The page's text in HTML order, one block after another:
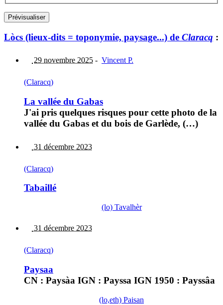
Lòcs (lieux-dits = toponymie, paysage...) de Claracq :
29 novembre 2025 - Vincent P.
(Claracq)
La vallée du Gabas
J'ai pris quelques risques pour cette photo de la
vallée du Gabas et du bois de Garlède, (…)
31 décembre 2023
(Claracq)
Tabaillé
(lo) Tavalhèr
31 décembre 2023
(Claracq)
Paysaa
CN : Paysàa IGN : Payssa IGN 1950 : Payssâa
(lo,eth) Paisan